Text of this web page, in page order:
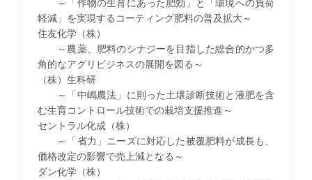
～「作物の生育にあった肥効」と「環境への負荷
軽減」を実現するコーティング肥料の普及拡大～
住友化学（株）
～農薬、肥料のシナジーを目指した総合的かつ多
角的なアグリビジネスの展開を図る～
（株）生科研
～「中嶋農法」に則った土壌診断技術と液肥を含
む生育コントロール技術での栽培支援推進～
セントラル化成（株）
～「省力」ニーズに対応した被覆肥料が成長も、
価格改定の影響で売上減となる～
ダン化学（株）